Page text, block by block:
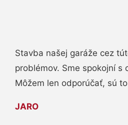
Stavba našej garáže cez
problémov. Sme spokojní s
Môžem len odporúčať, sú
JARO